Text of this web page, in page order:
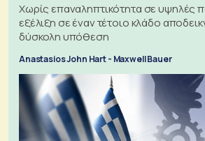
Χωρίς επαναληπτικότητα σε υψηλές
εξέλιξη σε έναν τέτοιο κλάδο
δύσκολη υπόθεση
Anastasios John Hart - Maxwell Bauer